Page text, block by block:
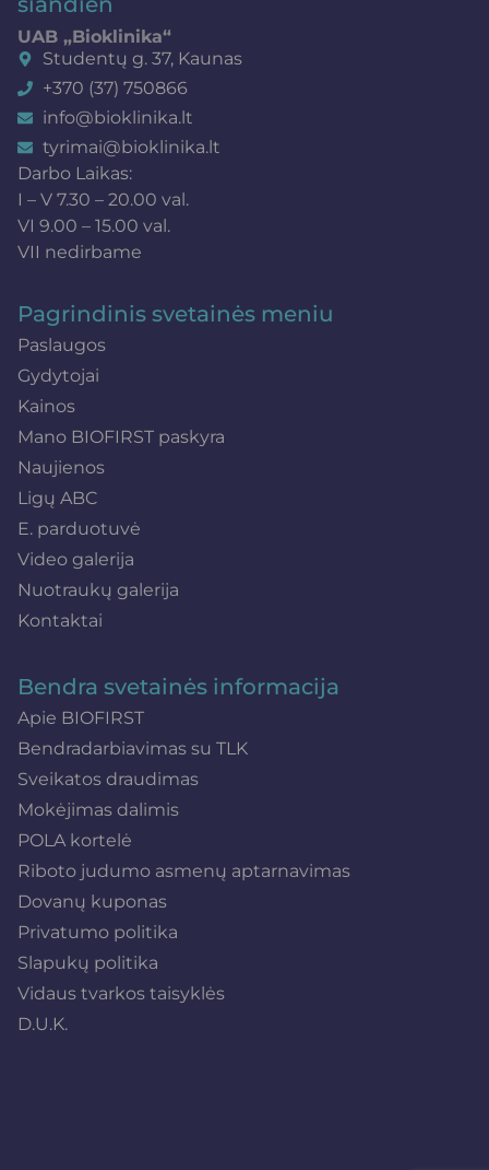
UAB „Bioklinika“
Studentų g. 37, Kaunas
+370 (37) 750866
info@bioklinika.lt
tyrimai@bioklinika.lt
Darbo Laikas:
I – V 7.30 – 20.00 val.
VI 9.00 – 15.00 val.
VII nedirbame
Pagrindinis svetainės meniu
Paslaugos
Gydytojai
Kainos
Mano BIOFIRST paskyra
Naujienos
Ligų ABC
E. parduotuvė
Video galerija
Nuotraukų galerija
Kontaktai
Bendra svetainės informacija
Apie BIOFIRST
Bendradarbiavimas su TLK
Sveikatos draudimas
Mokėjimas dalimis
POLA kortelė
Riboto judumo asmenų aptarnavimas
Dovanų kuponas
Privatumo politika
Slapukų politika
Vidaus tvarkos taisyklės
D.U.K.